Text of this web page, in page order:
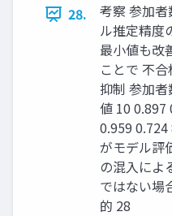
28.
考察 参加
ル推定精度
最小値も改
ことで 不
抑制 参加
値 10 0.897
0.959
がモデル評
の混入によ
ではない場
的 28